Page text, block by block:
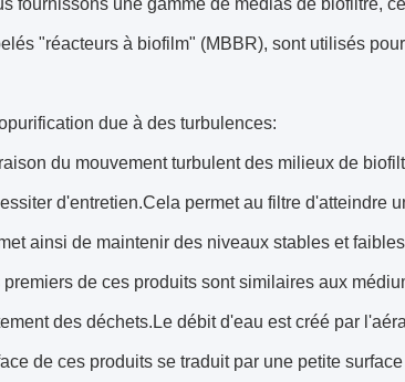
fournissons une gamme de médias de biofiltre,
"réacteurs à biofilm" (MBBR), sont utilisés
due à des turbulences:
du mouvement turbulent des milieux de
d'entretien.Cela permet au filtre d'atteindre
ainsi de maintenir des niveaux stables et
premiers de ces produits sont similaires aux
des déchets.Le débit d'eau est créé par
de ces produits se traduit par une petite